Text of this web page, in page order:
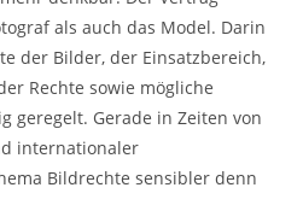
als auch das Model. Darin
der Bilder, der Einsatzbereich,
Rechte sowie mögliche
geregelt. Gerade in Zeiten von
internationaler
Bildrechte sensibler denn